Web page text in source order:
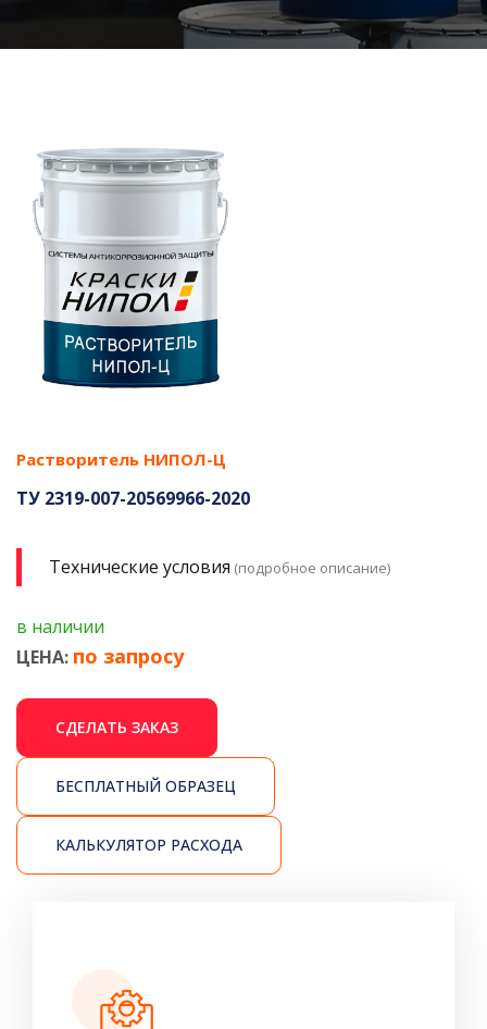
Растворитель НИПОЛ-Ц
ТУ 2319-007-20569966-2020
Технические условия (подробное описание)
в наличии
ЦЕНА: по запросу
СДЕЛАТЬ ЗАКАЗ
БЕСПЛАТНЫЙ ОБРАЗЕЦ
КАЛЬКУЛЯТОР РАСХОДА